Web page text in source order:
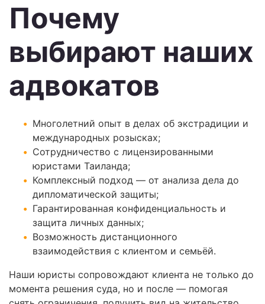
Почему
выбирают наших
адвокатов
Многолетний опыт в делах об экстрадиции и
международных розысках;
Сотрудничество с лицензированными
юристами Таиланда;
Комплексный подход — от анализа дела до
дипломатической защиты;
Гарантированная конфиденциальность и
защита личных данных;
Возможность дистанционного
взаимодействия с клиентом и семьёй.
Наши юристы сопровождают клиента не только до
момента решения суда, но и после — помогая